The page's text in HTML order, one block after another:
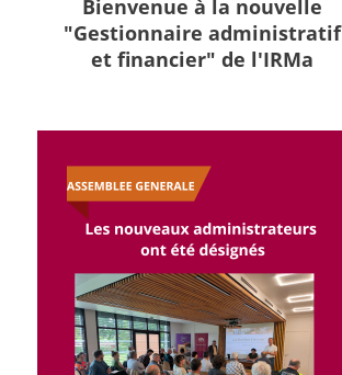
Bienvenue à la nouvelle
"Gestionnaire administratif
et financier" de l'IRMa